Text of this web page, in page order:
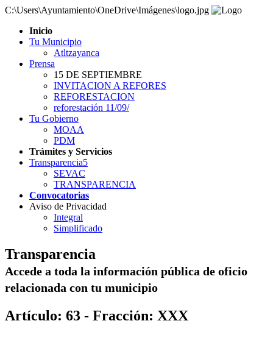
C:\Users\Ayuntamiento\OneDrive\Imágenes\logo.jpg
Inicio
Tu Municipio
Atltzayanca
Prensa
15 DE SEPTIEMBRE
INVITACION A REFORES
REFORESTACION
reforestación 11/09/
Tu Gobierno
MOAA
PDM
Trámites y Servicios
Transparencia5
SEVAC
TRANSPARENCIA
Convocatorias
Aviso de Privacidad
Integral
Simplificado
Transparencia
Accede a toda la información pública de oficio
relacionada con tu municipio
Artículo: 63 - Fracción: XXX